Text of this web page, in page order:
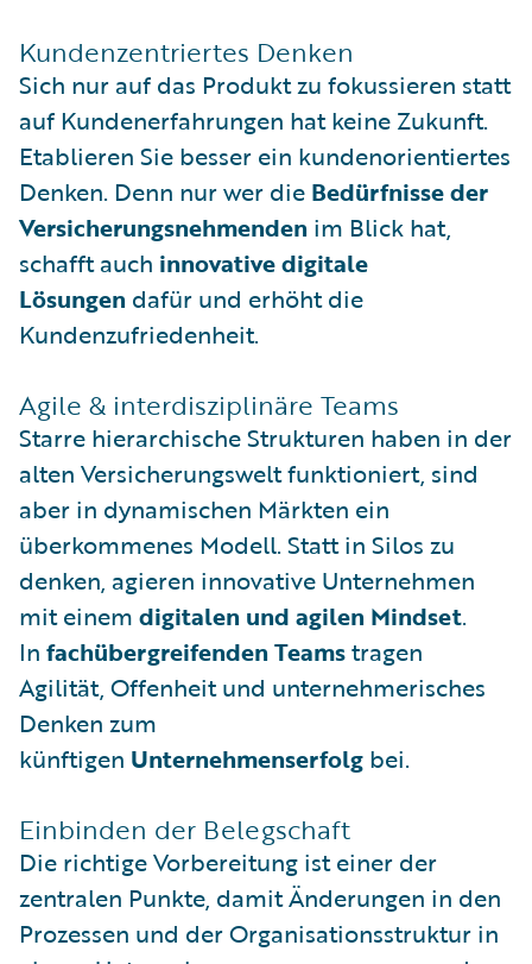
Kundenzentriertes Denken
Sich nur auf das Produkt zu fokussieren statt
auf Kundenerfahrungen hat keine Zukunft.
Etablieren Sie besser ein kundenorientiertes
Denken. Denn nur wer die Bedürfnisse der
Versicherungsnehmenden im Blick hat,
schafft auch innovative digitale
Lösungen dafür und erhöht die
Kundenzufriedenheit.
Agile & interdisziplinäre Teams
Starre hierarchische Strukturen haben in der
alten Versicherungswelt funktioniert, sind
aber in dynamischen Märkten ein
überkommenes Modell. Statt in Silos zu
denken, agieren innovative Unternehmen
mit einem digitalen und agilen Mindset.
In fachübergreifenden Teamstragen
Agilität, Offenheit und unternehmerisches
Denken zum
künftigen Unternehmenserfolg bei.
Einbinden der Belegschaft
Die richtige Vorbereitung ist einer der
zentralen Punkte, damit Änderungen in den
Prozessen und der Organisationsstruktur in